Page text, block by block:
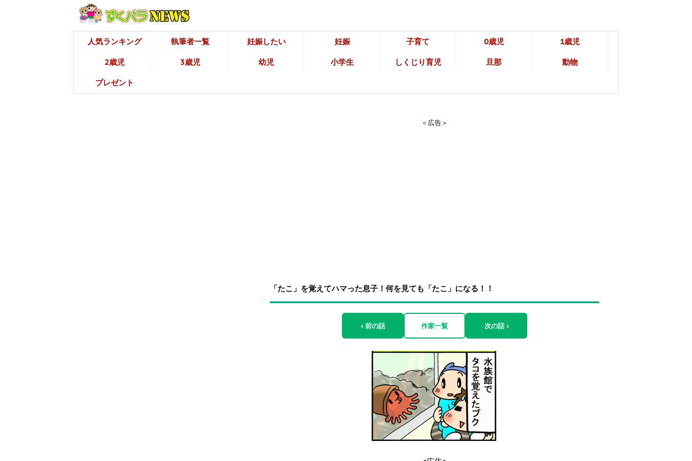
人気ランキング 執筆者一覧 妊娠したい 妊娠 子育て 0歳児 1歳児
2歳児 3歳児 幼児 小学生 しくじり育児 旦那 動物
プレゼント
＜広告＞
「たこ」を覚えてハマった息子！何を見ても「たこ」になる！！
‹ 前の話 作家一覧 次の話 ›